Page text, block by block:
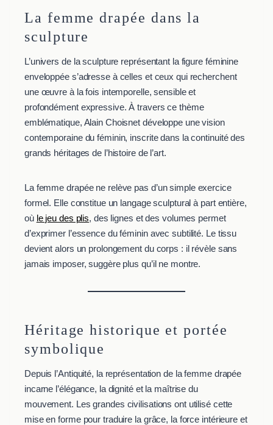
La femme drapée dans la
sculpture
L’univers de la sculpture représentant la figure féminine
enveloppée s’adresse à celles et ceux qui recherchent
une œuvre à la fois intemporelle, sensible et
profondément expressive. À travers ce thème
emblématique, Alain Choisnet développe une vision
contemporaine du féminin, inscrite dans la continuité des
grands héritages de l’histoire de l’art.
La femme drapée ne relève pas d’un simple exercice
formel. Elle constitue un langage sculptural à part entière,
où le jeu des plis, des lignes et des volumes permet
d’exprimer l’essence du féminin avec subtilité. Le tissu
devient alors un prolongement du corps : il révèle sans
jamais imposer, suggère plus qu’il ne montre.
Héritage historique et portée
symbolique
Depuis l’Antiquité, la représentation de la femme drapée
incarne l’élégance, la dignité et la maîtrise du
mouvement. Les grandes civilisations ont utilisé cette
mise en forme pour traduire la grâce, la force intérieure et